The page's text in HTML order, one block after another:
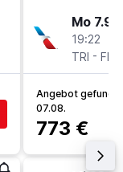
Mo 7.9.
19:22
TRI - FRA
Angebot
07.08.
773 €